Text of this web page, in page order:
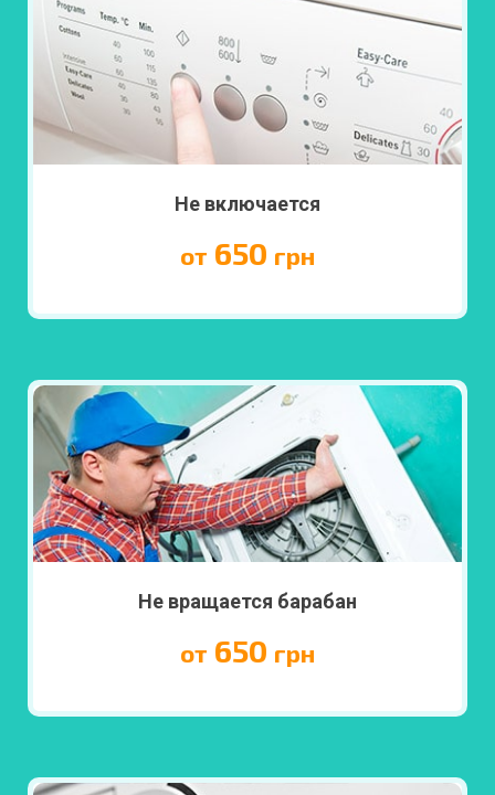
Не включается
от 650 грн
ПОДРОБНЕЕ
Не вращается барабан
от 650 грн
ПОДРОБНЕЕ